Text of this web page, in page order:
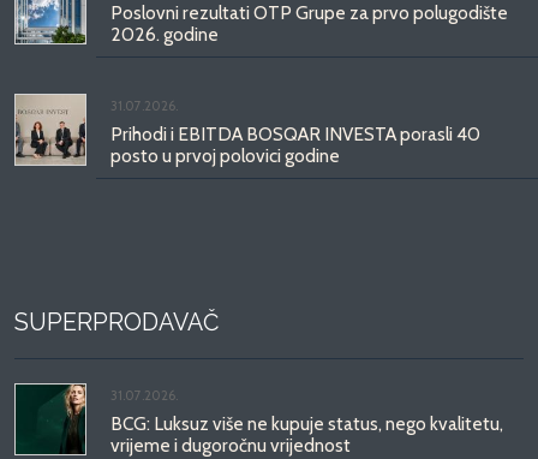
Poslovni rezultati OTP Grupe za prvo polugodište
2026. godine
31.07.2026.
Prihodi i EBITDA BOSQAR INVESTA porasli 40
posto u prvoj polovici godine
SUPERPRODAVAČ
31.07.2026.
BCG: Luksuz više ne kupuje status, nego kvalitetu,
vrijeme i dugoročnu vrijednost